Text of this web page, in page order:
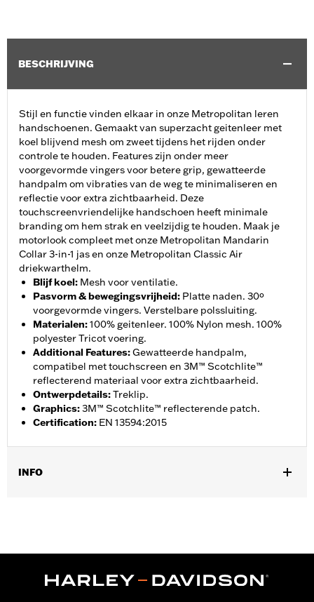
BESCHRIJVING
Stijl en functie vinden elkaar in onze Metropolitan leren
handschoenen. Gemaakt van superzacht geitenleer met
koel blijvend mesh om zweet tijdens het rijden onder
controle te houden. Features zijn onder meer
voorgevormde vingers voor betere grip, gewatteerde
handpalm om vibraties van de weg te minimaliseren en
reflectie voor extra zichtbaarheid. Deze
touchscreenvriendelijke handschoen heeft minimale
branding om hem strak en veelzijdig te houden. Maak je
motorlook compleet met onze Metropolitan Mandarin
Collar 3-in-1 jas en onze Metropolitan Classic Air
driekwarthelm.
Blijf koel: Mesh voor ventilatie.
Pasvorm & bewegingsvrijheid: Platte naden. 30º
voorgevormde vingers. Verstelbare polssluiting.
Materialen:100% geitenleer. 100% Nylon mesh. 100%
polyester Tricot voering.
Additional Features:Gewatteerde handpalm,
compatibel met touchscreen en 3M™ Scotchlite™
reflecterend materiaal voor extra zichtbaarheid.
Ontwerpdetails:Treklip.
Graphics:3M™ Scotchlite™ reflecterende patch.
Certification: EN 13594:2015
INFO
GARANTIE:2 jaar beperkte garantie - Ga naarwww.h-
d.com/garantievoor meer info